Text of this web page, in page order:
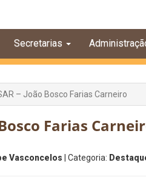
Secretarias
– João Bosco Farias Carneiro
Bosco Farias
Vasconcelos | Categoria: